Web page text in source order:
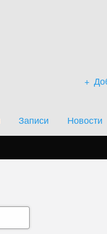
Записи Новости